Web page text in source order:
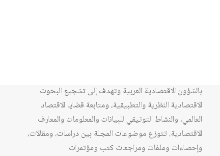
بالشؤون الاقتصادية العربية وتهدف إلى تشجيع البحوث
الاقتصادية النظرية والتطبيقية، ومتابعة قضايا الاقتصاد
العالمي، والنشاط التوثيقي للبيانات والمعلومات والمعارف
الاقتصادية. تتوزع موضوعات المجلة بين دراسات، ومقالات،
وإحصاءات وملفات ومراجعات كتب ومؤتمرات